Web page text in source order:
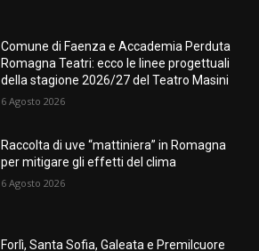
Comune di Faenza e Accademia Perduta
Romagna Teatri: ecco le linee progettuali
della stagione 2026/27 del Teatro Masini
6 Agosto 2026
Raccolta di uve “mattiniera” in Romagna
per mitigare gli effetti del clima
6 Agosto 2026
Forlì, Santa Sofia, Galeata e Premilcuore